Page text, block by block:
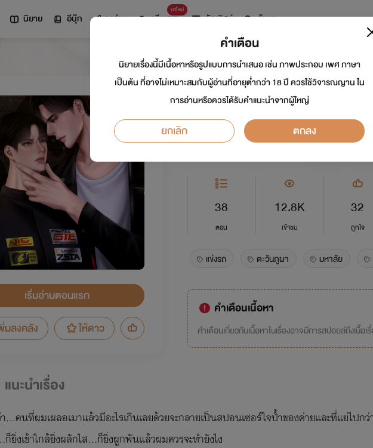
นิยาย อีบุ๊ก การ์ตูน
มาใหม่
ดรีมแชท ธัญลิสต์ ค้นหา
เริ่มอ่านตอนแรก
มลงคลัง
ให้ดาว
ดุจตะวันเคียงภูผา
นักเขียน:Foxy lady pink นักวาด:
Y
38
ตอน
12.8K
เข้าชม
32
ถูกใจ
แข่งรถ ตะวันภูผา มหาลัย
คำเตือนเนื้อหา
คำเตือนเกี่ยวกับเนื้อหาในเรื่องอาจมีการสปอยล์ถึงเนื้อเ
แนะนำเรื่อง
า…คนที่ผมเผลอเมาแล้วมีอะไรเกินเลยด้วยจะกลายเป็นสปอนเซอร์ใจป้ำของค่ายและที่แย่ไป
ยิ่งเข้าใกล้ยิ่งผลักไส…ก็ยิ่งผูกพันแล้วผมควรจะทำยังไง
คำเตือน
นิยายเรื่องนี้มีเนื้อหาหรือรูปแบบการนำเสนอ เช่น ภาพประกอบ เพศ ภาษา
เป็นต้น ที่อาจไม่เหมาะสมกับผู้อ่านที่อายุต่ำกว่า 18 ปี ควรใช้วิจารณญาน ใน
การอ่านหรือควรได้รับคำแนะนำจากผู้ใหญ่
ยกเลิก ตกลง